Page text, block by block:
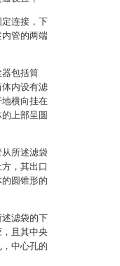
连接，下
管的两端
包括筒
内设有滤
横向挂在
上部呈圆
所述滤袋
，其出口
圆锥形的
滤袋的下
且其中央
中心孔的